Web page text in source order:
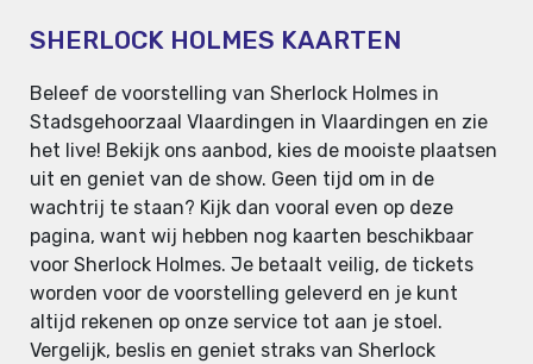
SHERLOCK HOLMES KAARTEN
Beleef de voorstelling van Sherlock Holmes in
Stadsgehoorzaal Vlaardingen in Vlaardingen en zie
het live! Bekijk ons aanbod, kies de mooiste plaatsen
uit en geniet van de show. Geen tijd om in de
wachtrij te staan? Kijk dan vooral even op deze
pagina, want wij hebben nog kaarten beschikbaar
voor Sherlock Holmes. Je betaalt veilig, de tickets
worden voor de voorstelling geleverd en je kunt
altijd rekenen op onze service tot aan je stoel.
Vergelijk, beslis en geniet straks van Sherlock